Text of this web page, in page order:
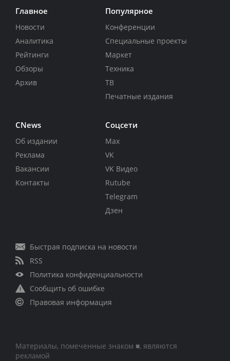
Главное
Новости
Аналитика
Рейтинги
Обзоры
Архив
Популярное
Конференции
Специальные проекты
Маркет
Техника
ТВ
Печатные издания
CNews
Об издании
Реклама
Вакансии
Контакты
Соцсети
Max
VK
VK Видео
Rutube
Telegram
Дзен
Быстрая подписка на новости
RSS
Политика конфиденциальности
Сообщить об ошибке
Правовая информация
Материалы, помеченные знаком ■, являются
рекламой